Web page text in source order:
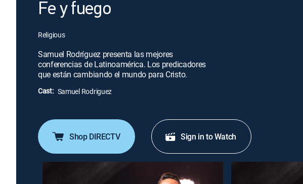
Fe y fuego
Religious
Samuel Rodríguez presenta las mejores
conferencias de Latinoamérica. Los predicadores
que están cambiando el mundo para Cristo.
Cast: Samuel Rodriguez
Shop DIRECTV Sign in to Watch